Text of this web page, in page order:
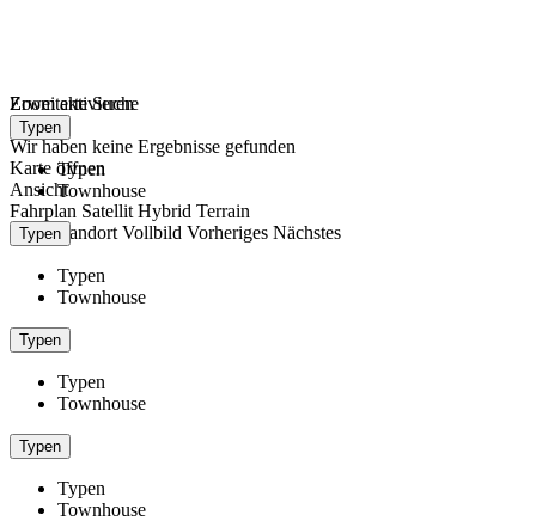
Zoom aktivieren
lade...
Wir haben keine Ergebnisse gefunden
Karte öffnen
Ansicht
Fahrplan Satellit Hybrid Terrain
Mein Standort Vollbild Vorheriges Nächstes
Erweiterte Suche
Typen
Typen
Townhouse
Typen
Typen
Townhouse
Typen
Typen
Townhouse
Typen
Typen
Townhouse